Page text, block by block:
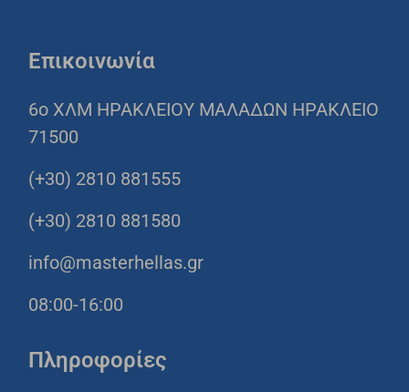
Επικοινωνία
6o ΧΛΜ ΗΡΑΚΛΕΙΟΥ ΜΑΛΑΔΩΝ ΗΡΑΚΛΕΙΟ
71500
(+30) 2810 881555
(+30) 2810 881580
info@masterhellas.gr
08:00-16:00
Πληροφορίες